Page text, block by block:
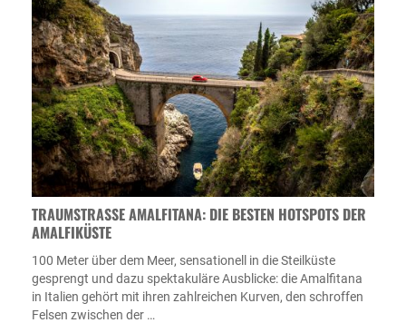
TRAUMSTRASSE AMALFITANA: DIE BESTEN HOTSPOTS DER A
MALFIKÜSTE
100 Meter über dem Meer, sensationell in die Steilküste
gesprengt und dazu spektakuläre Ausblicke: die Amalfitana
in Italien gehört mit ihren zahlreichen Kurven, den schroffen
Felsen zwischen der …